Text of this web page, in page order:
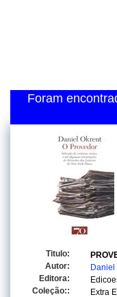
Foram
Titulo:
Autor:
Daniel
Editora:
Coleção::
Extra